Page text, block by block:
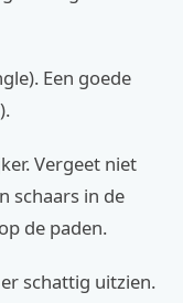
Een goede
Vergeet niet
schaars in de
de paden.
schattig uitzien.